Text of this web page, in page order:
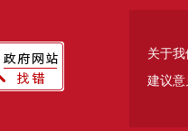
关于我
建议意